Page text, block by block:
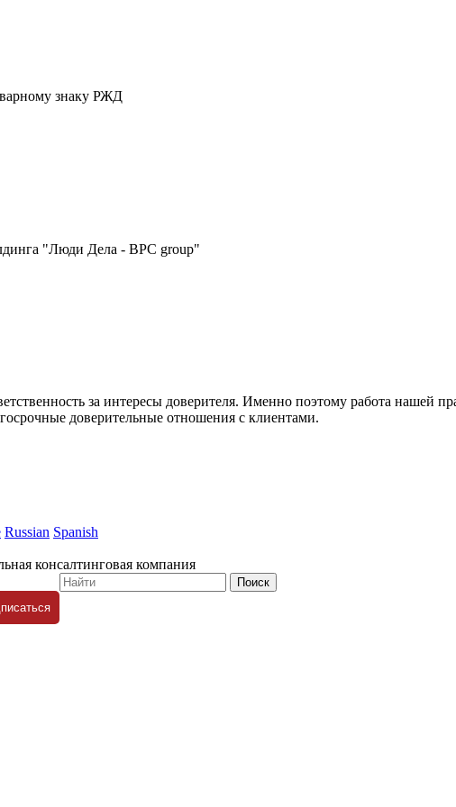
знаку РЖД
"Люди Дела - BPC group"
за интересы доверителя. Именно поэтому работа нашей
доверительные отношения с клиентами.
Russian Spanish
консалтинговая компания